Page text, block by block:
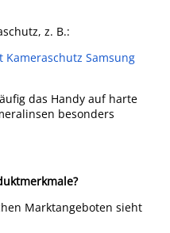
z. B.:
Kameraschutz Samsung
das Handy auf harte
besonders
Marktangeboten sieht